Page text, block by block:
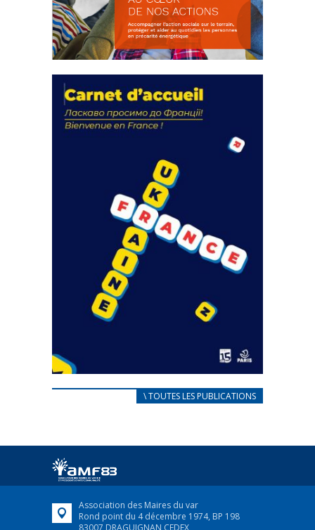
actions
18 septembre 2023
FEUILLETER
CARNET D’ACCUEIL
Afin d’accompagner au mieux les réfugiés
FEUILLETER
\ TOUTES LES PUBLICATIONS
Association des Maires du var
Rond point du 4 décembre 1974, BP 198